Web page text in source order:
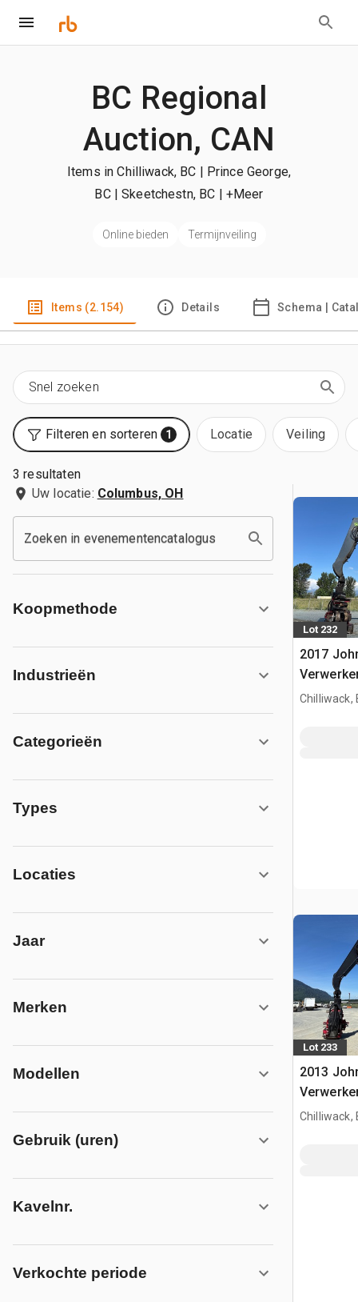
BC Regional
Auction, CAN
Items in Chilliwack, BC | Prince George,
BC | Skeetchestn, BC | +Meer
Online bieden Termijnveiling
Items (2.154) Details Schema |
Filteren en sorteren 1 Locatie Veiling
3 resultaten
Uw locatie: Columbus, OH
Zoeken in evenementencatalogus
Koopmethode
Industrieën
Categorieën
Types
Locaties
Jaar
Merken
Modellen
Gebruik (uren)
Kavelnr.
Verkochte periode
Lot 232
2017
Chilliwack,
Lot 233
2013
Chilliwack,